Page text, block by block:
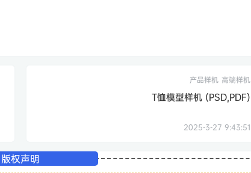
产品样机 高端样机
T恤模型样机 (PSD,PDF)
2025-3-27 9:43:51
版权声明